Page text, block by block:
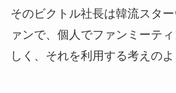
そのビクトル社長は韓流スタ
ァンで、個人でファンミーテ
しく、それを利用する考えのよ